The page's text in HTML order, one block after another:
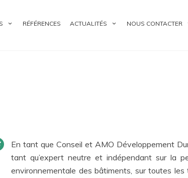
RÉFÉRENCES ACTUALITÉS NOUS CONTACTER
En tant que Conseil et AMO Développement
tant qu’expert neutre et indépendant sur la
environnementale des bâtiments, sur toutes les